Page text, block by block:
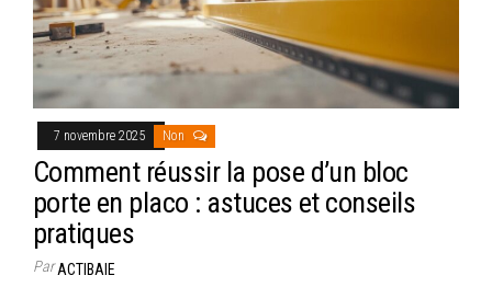
7 novembre 2025 Non
Comment réussir la pose d’un bloc
porte en placo : astuces et conseils
pratiques
ParACTIBAIE